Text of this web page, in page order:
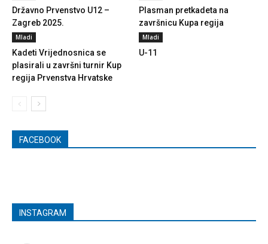
Državno Prvenstvo U12 –
Zagreb 2025.
Plasman pretkadeta na
završnicu Kupa regija
Mladi
Kadeti Vrijednosnica se
plasirali u završni turnir Kup
regija Prvenstva Hrvatske
Mladi
U-11
FACEBOOK
INSTAGRAM